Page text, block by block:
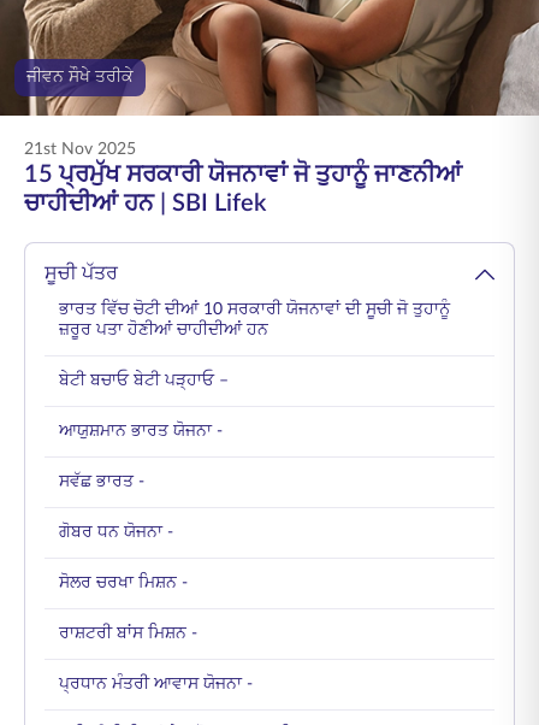
ENGLISH
ਆਨਲਾਈਨ ਖਰੀਦੋ ਪ੍ਰੀਮੀਅਮ ਭਰੋ
ਜੀਵਨ ਸੌਖੇ ਤਰੀਕੇ
21st Nov 2025
15 ਪ੍ਰਮੁੱਖ ਸਰਕਾਰੀ ਯੋਜਨਾਵਾਂ ਜੋ ਤੁਹਾਨੂੰ ਜਾਣਨੀਆਂ
ਚਾਹੀਦੀਆਂ ਹਨ | SBI Lifek
ਸੂਚੀ ਪੱਤਰ
ਭਾਰਤ ਵਿੱਚ ਚੋਟੀ ਦੀਆਂ 10 ਸਰਕਾਰੀ ਯੋਜਨਾਵਾਂ ਦੀ ਸੂਚੀ ਜੋ ਤੁਹਾਨੂੰ
ਜ਼ਰੂਰ ਪਤਾ ਹੋਣੀਆਂ ਚਾਹੀਦੀਆਂ ਹਨ
ਬੇਟੀ ਬਚਾਓ ਬੇਟੀ ਪੜ੍ਹਾਓ –
ਆਯੁਸ਼ਮਾਨ ਭਾਰਤ ਯੋਜਨਾ -
ਸਵੱਛ ਭਾਰਤ -
ਗੋਬਰ ਧਨ ਯੋਜਨਾ -
ਸੋਲਰ ਚਰਖਾ ਮਿਸ਼ਨ -
ਰਾਸ਼ਟਰੀ ਬਾਂਸ ਮਿਸ਼ਨ -
ਪ੍ਰਧਾਨ ਮੰਤਰੀ ਆਵਾਸ ਯੋਜਨਾ -